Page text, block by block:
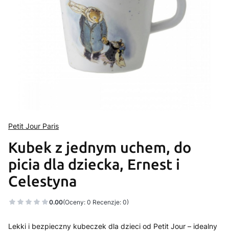
Petit Jour Paris
Kubek z jednym uchem, do
picia dla dziecka, Ernest i
Celestyna
0.00(Oceny: 0 Recenzje: 0)
Lekki i bezpieczny kubeczek dla dzieci od Petit Jour – idealny